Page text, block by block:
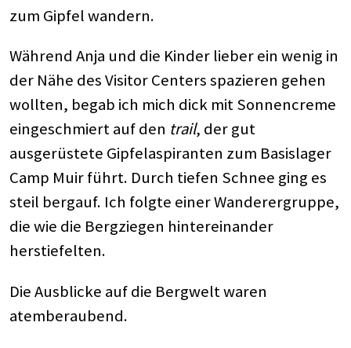
zum Gipfel wandern.
Während Anja und die Kinder lieber ein wenig in
der Nähe des Visitor Centers spazieren gehen
wollten, begab ich mich dick mit Sonnencreme
eingeschmiert auf den trail, der gut
ausgerüstete Gipfelaspiranten zum Basislager
Camp Muir führt. Durch tiefen Schnee ging es
steil bergauf. Ich folgte einer Wanderergruppe,
die wie die Bergziegen hintereinander
herstiefelten.
Die Ausblicke auf die Bergwelt waren
atemberaubend.